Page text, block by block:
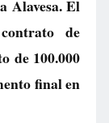
Alavesa. El
de
de 100.000
final en